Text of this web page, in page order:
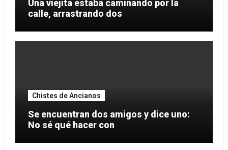
Una viejita estaba caminando por la
calle, arrastrando dos
Chistes de Ancianos
Se encuentran dos amigos y dice uno:
No sé qué hacer con